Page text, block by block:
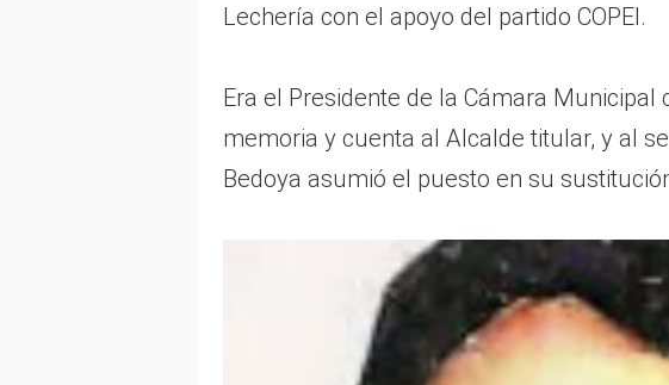
Lechería con el apoyo del partido COPEI.
Era el Presidente de la Cámara
memoria y cuenta al Alcalde titular, y al
Bedoya asumió el puesto en su